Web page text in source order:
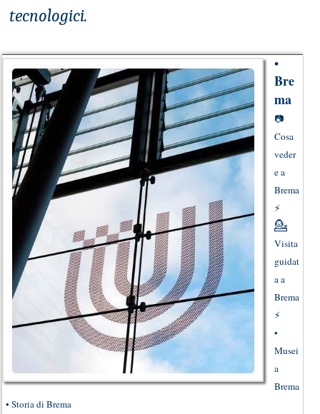
tecnologici.
•
Bre
ma
📷
Cosa
veder
e a
Brema
⚡
💁
Visita
guidat
a a
Brema
⚡
•
Musei
a
Brema
• Storia di Brema